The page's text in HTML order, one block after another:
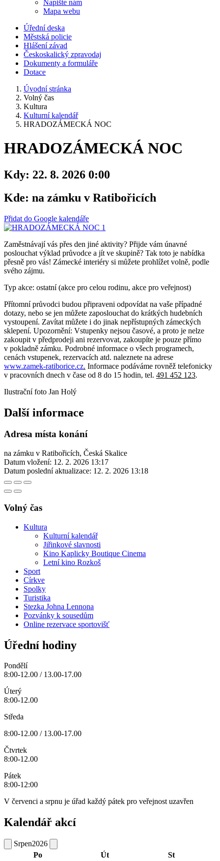
Napište nám
Mapa webu
Úřední deska
Městská policie
Hlášení závad
Českoskalický zpravodaj
Dokumenty a formuláře
Dotace
Úvodní stránka
Volný čas
Kultura
Kulturní kalendář
HRADOZÁMECKÁ NOC
HRADOZÁMECKÁ NOC
Kdy: 22. 8. 2026 0:00
Kde: na zámku v Ratibořicích
Přidat do Google kalendáře
Zaměstnávají vás přes den jiné aktivity? Přijde vám únavné
poslouchat výklad průvodce a jít ve skupině? Tak toto je nabídka
přesně pro vás! Zámecké interiéry si můžete prohlížet volně, podle
svého zájmu.
Typ akce: ostatní (akce pro celou rodinu, akce pro veřejnost)
Přítomní průvodci budou připraveni odpovídat na vaše případné
dotazy, nebo se jen můžete zaposlouchat do krátkých hudebních
vystoupení. Zavítat můžete i do jinak nepřístupných zámeckých
sklepení. Upozornění: Vstupenky nejsou časové, a proto je nelze
zakoupit v předprodeji ani rezervovat, zakoupíte je pouze přímo
v pokladně zámku. Podrobné informace o všech programech,
cenách vstupenek, rezervacích atd. naleznete na adrese
www.zamek-ratiborice.cz. Informace podáváme rovněž telefonicky
v pracovních dnech v čase od 8 do 15 hodin, tel. 491 452 123.
Ilustrační foto Jan Holý
Další informace
Adresa místa konání
na zámku v Ratibořicích, Česká Skalice
Datum vložení: 12. 2. 2026 13:17
Datum poslední aktualizace: 12. 2. 2026 13:18
Volný čas
Kultura
Kulturní kalendář
Jiřinkové slavnosti
Kino Kaplicky Boutique Cinema
Letní kino Rozkoš
Sport
Církve
Spolky
Turistika
Stezka Johna Lennona
Pozvánky k sousedům
Online rezervace sportovišť
Úřední hodiny
Pondělí
8:00-12.00 / 13.00-17.00
Úterý
8:00-12.00
Středa
8:00-12.00 / 13.00-17.00
Čtvrtek
8:00-12.00
Pátek
8:00-12:00
V červenci a srpnu je úřad každý pátek pro veřejnost uzavřen
Kalendář akcí
Srpen2026
Po
Út
St